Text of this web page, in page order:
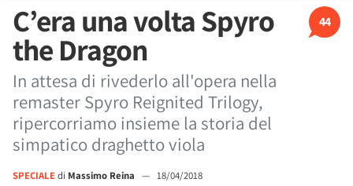
44
C’era una volta Spyro
the Dragon
In attesa di rivederlo all'opera nella
remaster Spyro Reignited Trilogy,
ripercorriamo insieme la storia del
simpatico draghetto viola
SPECIALEdi Massimo Reina — 18/04/2018